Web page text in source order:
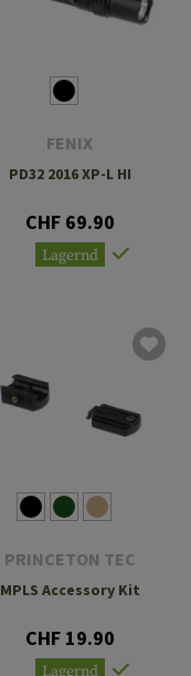
FENIX
PD32 2016 XP-L HI
CHF 69.90
Lagernd
PRINCETON TEC
MPLS Accessory Kit
CHF 19.90
Lagernd